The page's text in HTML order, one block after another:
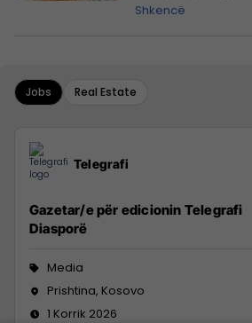
Shkencë
Jobs Real Estate
Telegrafi
Gazetar/e për edicionin Telegrafi
Diasporë
Media
Prishtina, Kosovo
1 Korrik 2026